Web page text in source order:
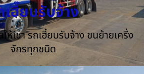
ฮี๊ยบรับจ้าง
ห้เช่า รถเฮี้ยบรับจ้าง ขนย้ายเครื่ง
จักรทุกชนิด